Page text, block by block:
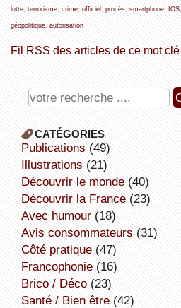
lutte, terrorisme, crime, officiel procés, smartphone, IOS,
géopolitique, autorisation
Fil RSS des articles de ce mot clé
CATÉGORIES
publications (49)
illustrations (21)
découvrir le monde(40)
découvrir la France(23)
avec humour(18)
avis consommateurs (31)
côté pratique(47)
Francophonie(16)
Brico / Déco(23)
Santé / Bien être(42)